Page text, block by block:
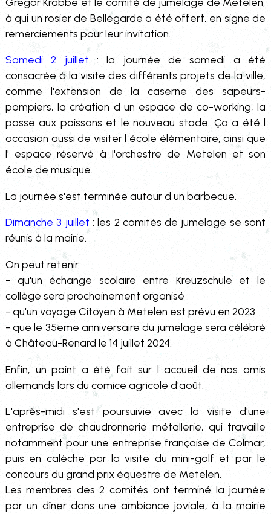
à qui un rosier de Bellegarde a été offert, en signe de
remerciements pour leur invitation.
Samedi 2 juillet : la journée de samedi a été
consacrée à la visite des différents projets de la ville,
comme l'extension de la caserne des sapeurs-
pompiers, la création d un espace de co-working, la
passe aux poissons et le nouveau stade. Ça a été l
occasion aussi de visiter l école élémentaire, ainsi que
l' espace réservé à l'orchestre de Metelen et son
école de musique.
La journée s'est terminée autour d un barbecue.
Dimanche 3 juillet : les 2 comités de jumelage se sont
réunis à la mairie.
On peut retenir :
- qu'un échange scolaire entre Kreuzschule et le
collège sera prochainement organisé
- qu'un voyage Citoyen à Metelen est prévu en 2023
- que le 35eme anniversaire du jumelage sera célébré
à Château-Renard le 14 juillet 2024.
Enfin, un point a été fait sur l accueil de nos amis
allemands lors du comice agricole d'août.
L'après-midi s'est poursuivie avec la visite d'une
entreprise de chaudronnerie métallerie, qui travaille
notamment pour une entreprise française de Colmar,
puis en calèche par la visite du mini-golf et par le
concours du grand prix équestre de Metelen.
Les membres des 2 comités ont terminé la journée
par un dîner dans une ambiance joviale, à la mairie